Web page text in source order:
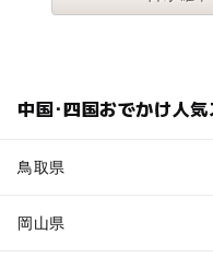
中国･四国おでかけ人
鳥取県
岡山県